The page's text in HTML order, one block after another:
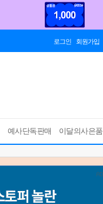
로그인 회원가입
예사단독판매 이달의사은품